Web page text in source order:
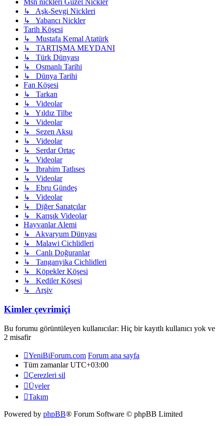
Msn nickleri Güzel Nickler
↳ Aşk-Sevgi Nickleri
↳ Yabancı Nickler
Tarih Köşesi
↳ Mustafa Kemal Atatürk
↳ TARTIŞMA MEYDANI
↳ Türk Dünyası
↳ Osmanlı Tarihi
↳ Dünya Tarihi
Fan Köşesi
↳ Tarkan
↳ Videolar
↳ Yıldız Tilbe
↳ Videolar
↳ Sezen Aksu
↳ Videolar
↳ Serdar Ortaç
↳ Videolar
↳ Ibrahim Tatlıses
↳ Videolar
↳ Ebru Gündeş
↳ Videolar
↳ Diğer Sanatçılar
↳ Karışık Videolar
Hayvanlar Alemi
↳ Akvaryum Dünyası
↳ Malawi Cichlidleri
↳ Canlı Doğuranlar
↳ Tanganyika Cichlidleri
↳ Köpekler Köşesi
↳ Kediler Köşesi
↳ Arşiv
Kimler çevrimiçi
Bu forumu görüntüleyen kullanıcılar: Hiç bir kayıtlı kullanıcı yok ve
2 misafir
YeniBiForum.com Forum ana sayfa
Tüm zamanlarUTC+03:00
Çerezleri sil
Üyeler
Takım
Powered by phpBB® Forum Software © phpBB Limited